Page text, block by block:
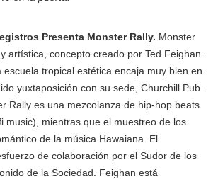
Presenta Monster Rally. Monster
artística, concepto creado por Ted Feighan.
escuela tropical estética encaja muy bien en
yuxtaposición con su sede, Churchill Pub.
Rally es una mezcolanza de hip-hop beats
music), mientras que el muestreo de los
de la música Hawaiana. El
de colaboración por el Sudor de los
de la Sociedad. Feighan está